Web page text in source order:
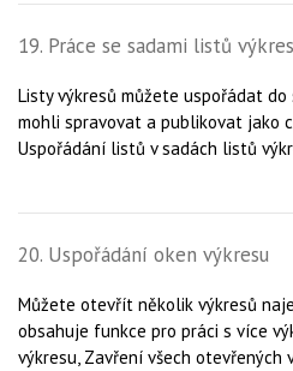
19. Práce se sadami listů
Listy výkresů můžete uspořádat
mohli spravovat a publikovat jako
Uspořádání listů v sadách listů
20. Uspořádání oken výkresu
Můžete otevřít několik výkresů
obsahuje funkce pro práci s více
výkresu, Zavření všech otevřených